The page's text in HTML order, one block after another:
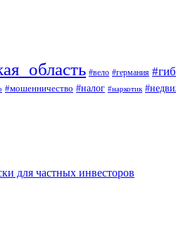
#вело #германия
#мошенничество #налог #наркотик
для частных инвесторов